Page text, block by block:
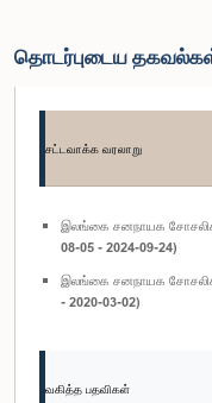
தொடர்புடைய
சட்டவாக்க வரலாறு
இலங்கை சனநாயக
08-05 - 2024-09-24)
இலங்கை சனநாயக
- 2020-03-02)
வகித்த பதவிகள்